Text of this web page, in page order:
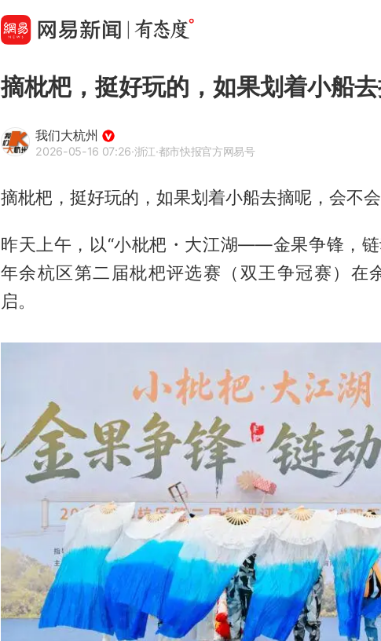
摘枇杷，挺好玩的，如果划着小船去
我们大杭州
2026-05-16 07:26·浙江·都市快报官方网易号
摘枇杷，挺好玩的，如果划着小船去摘呢，会不
昨天上午，以“小枇杷・大江湖——金果争锋，
年余杭区第二届枇杷评选赛（双王争冠赛）在
启。